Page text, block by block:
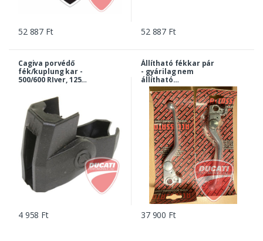
52 887 Ft 52 887 Ft
Cagiva porvédő
fék/kuplung kar -
500/600 RIver, 125
800070377
4 958 Ft
Állítható fékkar pár
- gyárilag nem
állítható
pumpáaszetthez -
Monster ST MTS stb.
- ACCOSSATO
37 900 Ft